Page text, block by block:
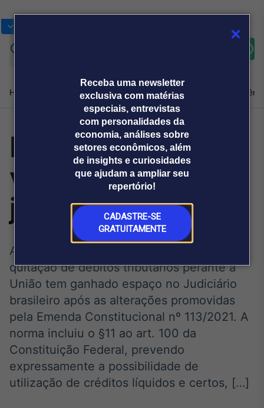
Receba uma newsletter
exclusiva com matérias
especiais, entrevistas
com personalidades da
economia, análises sobre
setores econômicos, além
de insights e curiosidades
que ajudam a ampliar seu
repertório!
CADASTRE-SE
GRATUITAMENTE
Home Produtos e soluçõesNotíciasBlogWeekend
Plataformas
Broadcast
Broadcast+
O mercado
financeiro em
tempo real
Broadcast
Tudo sobre o
agronegócio
Broadcast
Político
Os bastidores da
política em tempo
Sobre nós Releases Broadcast
Prêmio Broadcast
Analistas
Prêmio Broadcast
Empresas
Agências de
comunicação
Releases
Decisão federal
valida o crédito
judicial
A utilização de créditos judiciais para
quitação de débitos tributários perante a
União tem ganhado espaço no Judiciário
brasileiro após as alterações promovidas
pela Emenda Constitucional nº 113/2021. A
norma incluiu o §11 ao art. 100 da
Constituição Federal, prevendo
expressamente a possibilidade de
utilização de créditos líquidos e certos, […]